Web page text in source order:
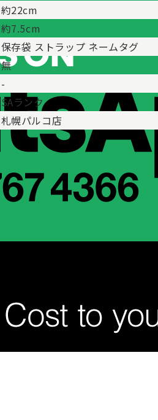
約22cm
約7.5cm
保存袋 ストラップ ネームタグ
無
-
SAランク
札幌パルコ店